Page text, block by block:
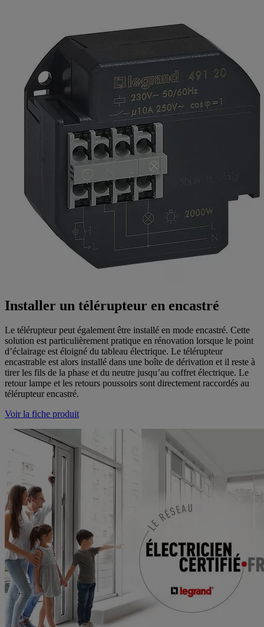
Installer un télérupteur en encastré
Le télérupteur peut également être installé en mode encastré. Cette
solution est particulièrement pratique en rénovation lorsque le point
d’éclairage est éloigné du tableau électrique. Le télérupteur
encastrable est alors installé dans une boîte de dérivation et il reste à
tirer les fils de la phase et du neutre jusqu’au coffret électrique. Le
retour lampe et les retours poussoirs sont directement raccordés au
télérupteur encastré.
Voir la fiche produit